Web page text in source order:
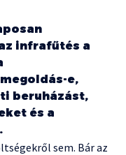
infrafűtés a
e,
beruházást,
és a
sem. Bár az